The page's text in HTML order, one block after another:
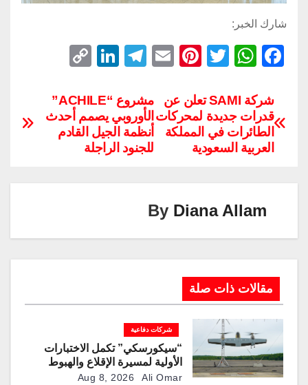
شارك الخبر:
F
c
e
b
k
W
at
s
A
T
tt
er
Pi
er
e
st
E
ail
T
e
gr
a
Li
k
e
dI
p
y
Li
مشروع “ACHILE”
الأوروبي يصمم أحدث
أنظمة الجيل القادم
للجنود الراجلة
شركة SAMI تعلن عن
قدرات جديدة لمحركات
الطائرات في المملكة
العربية السعودية
By Diana Allam
مقالات ذات صلة
شركات دفاعية
“سيكورسكي” تكمل الاختبارات
الأولية لمسيرة الإقلاع والهبوط
العمودي “نوماد 100”Aug 8, 2026 Ali Omar